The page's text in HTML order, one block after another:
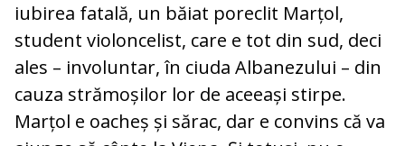
iubirea fatală, un băiat poreclit Marțol,
student violoncelist, care e tot din sud, deci
ales – involuntar, în ciuda Albanezului – din
cauza strămoșilor lor de aceeași stirpe.
Marțol e oacheș și sărac, dar e convins că va